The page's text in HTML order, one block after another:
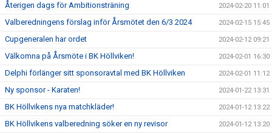
Återigen dags för Ambitionsträning 2024-02-20 11:01
Valberedningens förslag inför Årsmötet den 6/3 2024 2024-02-15 15:45
Cupgeneralen har ordet 2024-02-12 09:21
Välkomna på Årsmöte i BK Höllviken! 2024-02-01 16:30
Delphi förlänger sitt sponsoravtal med BK Höllviken 2024-02-01 11:12
Ny sponsor - Karaten! 2024-01-22 13:31
BK Höllvikens nya matchkläder! 2024-01-12 13:22
BK Höllvikens valberedning söker en ny revisor 2024-01-12 13:20